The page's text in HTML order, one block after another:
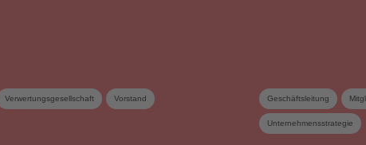
Verwertungsgesellschaft Vorstand Geschäftsleitung
Unternehmensstrategie